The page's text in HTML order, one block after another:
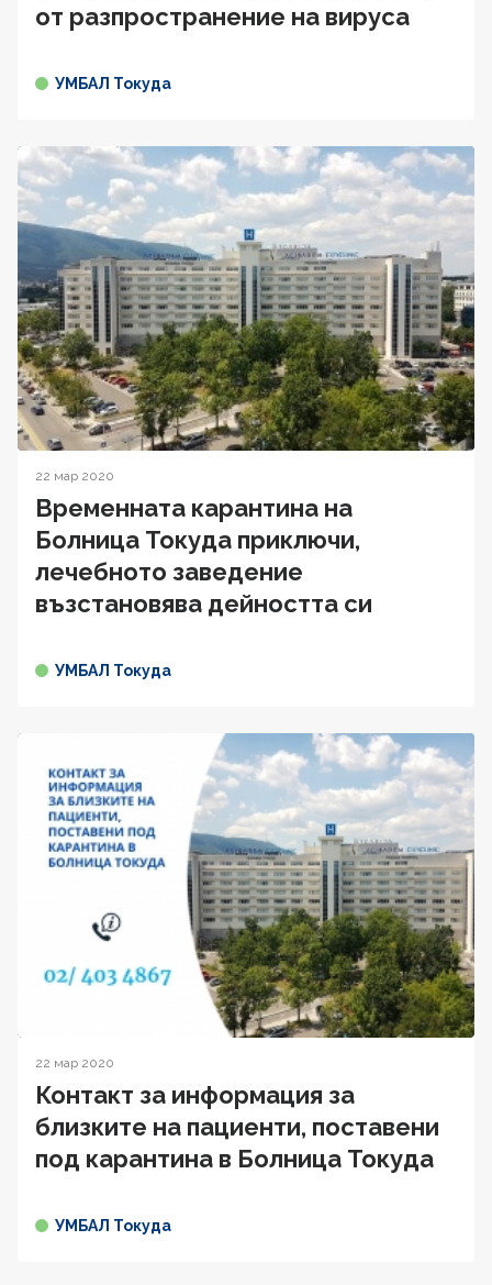
от разпространение на вируса
УМБАЛ Токуда
22 мар 2020
Временната карантина на
Болница Токуда приключи,
лечебното заведение
възстановява дейността си
УМБАЛ Токуда
22 мар 2020
Контакт за информация за
близките на пациенти, поставени
под карантина в Болница Токуда
УМБАЛ Токуда